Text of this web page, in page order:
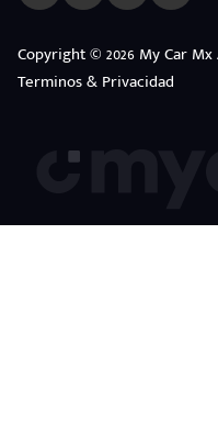
Copyright © 2026 My Car
Terminos & Privacidad